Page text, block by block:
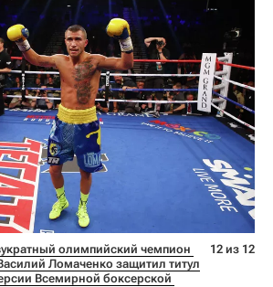
олимпийский чемпион
Ломаченко защитил титул
Всемирной боксерской
12 из 12